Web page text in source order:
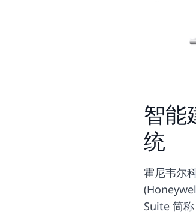
智能
统
霍尼韦尔
Suite 简